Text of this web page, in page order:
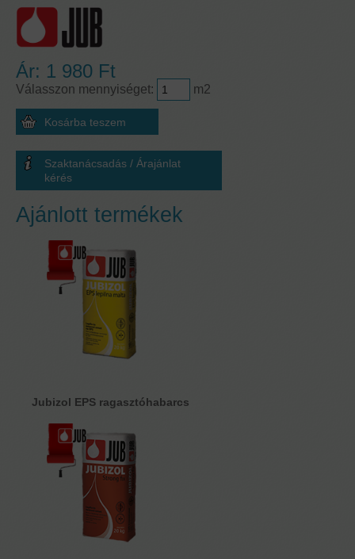
Ár: 1 980 Ft
Válasszon mennyiséget: m2
Szaktanácsadás / Árajánlat
kérés
Ajánlott termékek
Jubizol EPS ragasztóhabarcs